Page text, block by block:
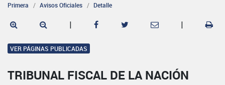
Primera Avisos Oficiales Detalle
| |
VER PÁGINAS PUBLICADAS
TRIBUNAL FISCAL DE LA NACIÓN